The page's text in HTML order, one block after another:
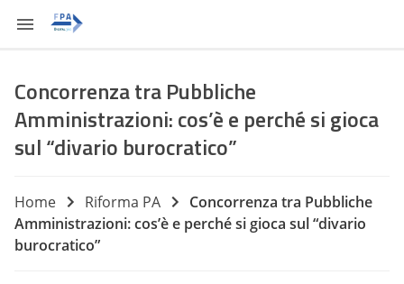
Concorrenza tra Pubbliche
Amministrazioni: cos’è e perché si gioca
sul “divario burocratico”
Home Riforma PA
Concorrenza tra Pubbliche
Amministrazioni: cos’è e perché si gioca sul “divario
burocratico”